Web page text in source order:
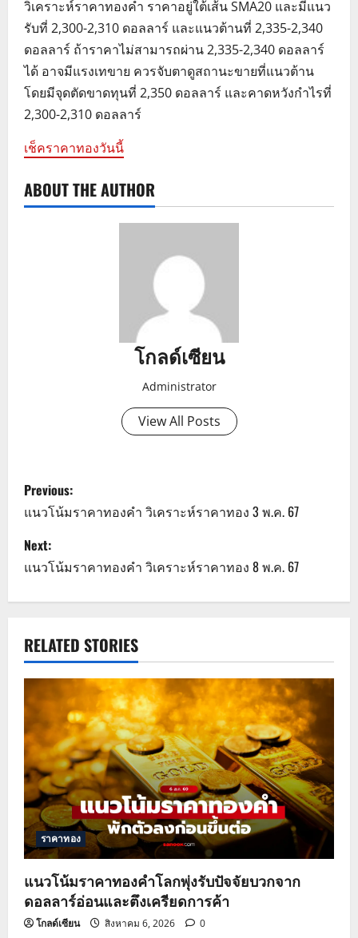
วิเคราะห์ราคาทองคำ ราคาอยู่ใต้เส้น SMA20 และมีแนว
รับที่ 2,300-2,310 ดอลลาร์ และแนวต้านที่ 2,335-2,340
ดอลลาร์ ถ้าราคาไม่สามารถผ่าน 2,335-2,340 ดอลลาร์
ได้ อาจมีแรงเทขาย ควรจับตาดูสถานะขายที่แนวต้าน
โดยมีจุดตัดขาดทุนที่ 2,350 ดอลลาร์ และคาดหวังกำไรที่
2,300-2,310 ดอลลาร์
เช็คราคาทองวันนี้
ABOUT THE AUTHOR
โกลด์เซียน
Administrator
View All Posts
P
o
s
t
a
v
i
g
a
t
i
o
n
Previous:
แนวโน้มราคาทองคำ วิเคราะห์ราคาทอง 3 พ.ค. 67
Next:
แนวโน้มราคาทองคำ วิเคราะห์ราคาทอง 8 พ.ค. 67
RELATED STORIES
ราคาทอง
แนวโน้มราคาทองคำโลกพุ่งรับปัจจัยบวกจาก
ดอลลาร์อ่อนและตึงเครียดการค้า
โกลด์เซียน สิงหาคม 6, 2026 0